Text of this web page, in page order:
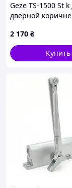
Geze TS-1500 St
дверной
2 170 ₴
Купить